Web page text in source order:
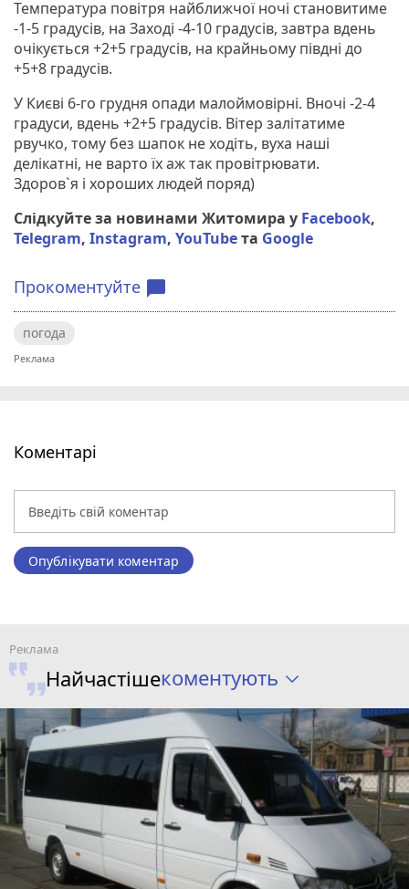
Температура повітря найближчої ночі становитиме
-1-5 градусів, на Заході -4-10 градусів, завтра вдень
очікується +2+5 градусів, на крайньому півдні до
+5+8 градусів.
У Києві 6-го грудня опади малоймовірні. Вночі -2-4
градуси, вдень +2+5 градусів. Вітер залітатиме
рвучко, тому без шапок не ходіть, вуха наші
делікатні, не варто їх аж так провітрювати.
Здоров`я і хороших людей поряд)
Слідкуйте за новинами Житомира у Facebook,
Telegram, Instagram, YouTubeта Google
Прокоментуйте chat_bubble
погода
Коментарі
Опублікувати коментар
Найчастішекоментують